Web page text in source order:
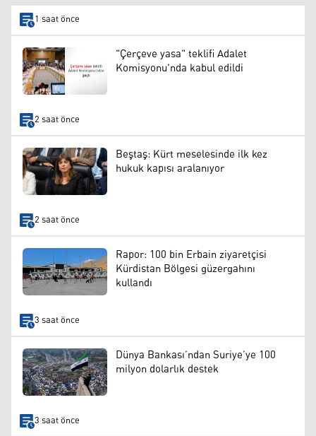
1 saat önce
"Çerçeve yasa" teklifi Adalet
Komisyonu'nda kabul edildi
2 saat önce
Beştaş: Kürt meselesinde ilk kez
hukuk kapısı aralanıyor
2 saat önce
Rapor: 100 bin Erbain ziyaretçisi
Kürdistan Bölgesi güzergahını
kullandı
3 saat önce
Dünya Bankası’ndan Suriye’ye 100
milyon dolarlık destek
3 saat önce